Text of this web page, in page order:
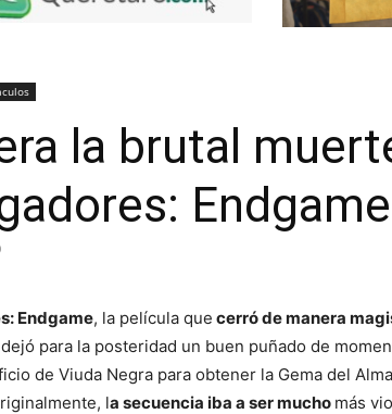
la brutal
Endgame
Endgame, la película que cerró de manera
para la posteridad un buen puñado de
de Viuda Negra para obtener la Gema del
la secuencia iba a ser mucho más